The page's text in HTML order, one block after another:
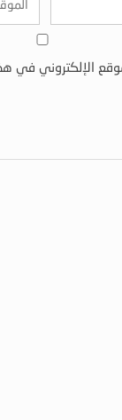
الإلكتروني في